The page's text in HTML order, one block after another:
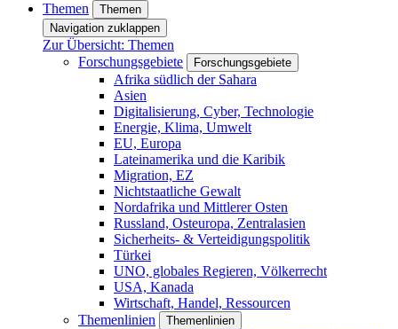
Themen
Themen
Navigation zuklappen
Zur Übersicht: Themen
Forschungsgebiete
Forschungsgebiete
Afrika südlich der Sahara
Asien
Digitalisierung, Cyber, Technologie
Energie, Klima, Umwelt
EU, Europa
Lateinamerika und die Karibik
Migration, EZ
Nichtstaatliche Gewalt
Nordafrika und Mittlerer Osten
Russland, Osteuropa, Zentralasien
Sicherheits- & Verteidigungspolitik
Türkei
UNO, globales Regieren, Völkerrecht
USA, Kanada
Wirtschaft, Handel, Ressourcen
Themenlinien
Themenlinien